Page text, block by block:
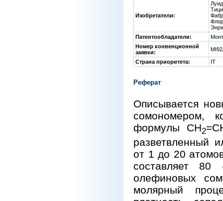
Изобретатели:
Патентообладатели:
Номер конвенционной
заявки:
Страна приоритета: IT
Реферат
Описывается
сомономером,
формулы CH2
разветвленный
от 1 до 20
составляет
олефиновых
молярный